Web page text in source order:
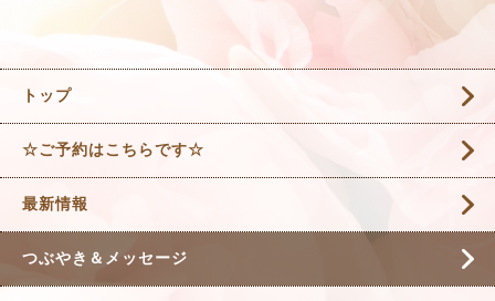
トップ
☆ご予約はこちらです☆
最新情報
つぶやき＆メッセージ